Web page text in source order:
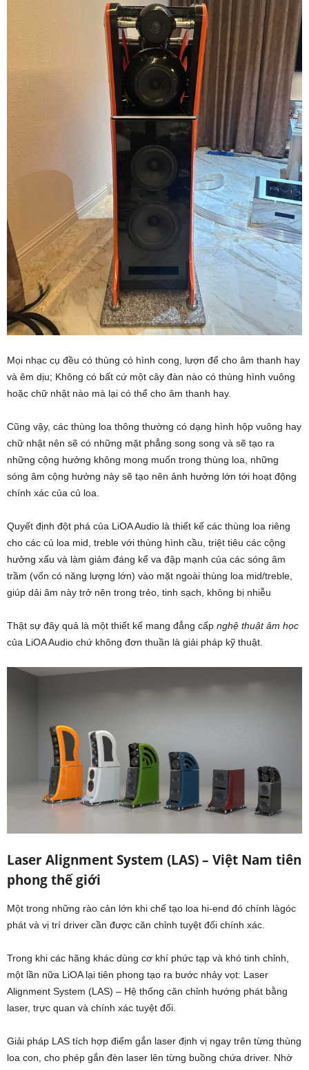
Mọi nhạc cụ đều có thùng có hình cong, lượn để cho âm thanh hay
và êm dịu; Không có bất cứ một cây đàn nào có thùng hình vuông
hoặc chữ nhật nào mà lại có thể cho âm thanh hay.
Cũng vậy, các thùng loa thông thường có dạng hình hộp vuông hay
chữ nhật nên sẽ có những mặt phẳng song song và sẽ tạo ra
những cộng hưởng không mong muốn trong thùng loa, những
sóng âm cộng hưởng này sẽ tạo nên ảnh hưởng lớn tới hoạt động
chính xác của củ loa.
Quyết định đột phá của LiOA Audio là thiết kế các thùng loa riêng
cho các củ loa mid, treble với thùng hình cầu, triệt tiêu các cộng
hưởng xấu và làm giảm đáng kể va đập mạnh của các sóng âm
trầm (vốn có năng lượng lớn) vào mặt ngoài thùng loa mid/treble,
giúp dải âm này trở nên trong trẻo, tinh sạch, không bị nhiễu
Thật sự đây quả là một thiết kế mang đẳng cấp nghệ thuật âm học
của LiOA Audio chứ không đơn thuần là giải pháp kỹ thuật.
Laser Alignment System (LAS) – Việt Nam tiên
phong thế giới
Một trong những rào cản lớn khi chế tạo loa hi-end đó chính làgóc
phát và vị trí driver cần được căn chỉnh tuyệt đối chính xác.
Trong khi các hãng khác dùng cơ khí phức tạp và khó tinh chỉnh,
một lần nữa LiOA lại tiên phong tạo ra bước nhảy vọt: Laser
Alignment System (LAS) – Hệ thống căn chỉnh hướng phát bằng
laser, trực quan và chính xác tuyệt đối.
Giải pháp LAS tích hợp điểm gắn laser định vị ngay trên từng thùng
loa con, cho phép gắn đèn laser lên từng buồng chứa driver. Nhờ